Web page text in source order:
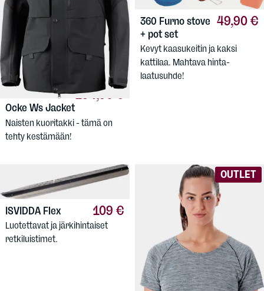
194,90 €
LUNDHAGS
Ocke Ws Jacket
Naisten kuoritakki - tämä on
tehty kestämään!
49,90 €
360 Furno stove
+ pot set
Kevyt kaasukeitin ja kaksi
kattilaa. Mahtava hinta-
laatusuhde!
109 €
ISVIDDAFlex
Luotettavat ja järkihintaiset
retkiluistimet.
OUTLET